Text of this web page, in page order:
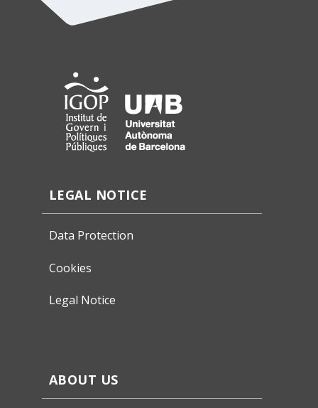
LEGAL NOTICE
Data Protection
Cookies
Legal Notice
ABOUT US